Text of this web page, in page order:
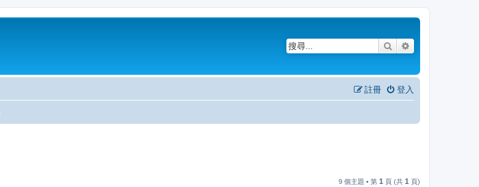
搜尋
登入
註冊
9 個主題 • 第 1 頁 (共 1 頁)